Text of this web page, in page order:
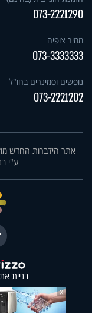
073-2221290
ממיר צופיה
073-3333333
נופשים וסמינרים בחו"ל
073-2221202
אתר הידברות החדש
ע"י
בניית
X